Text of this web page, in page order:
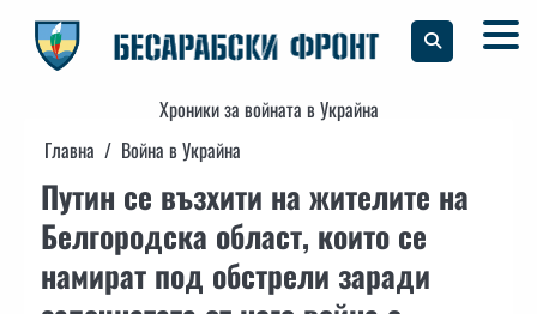
content
Хроники за войната в Украйна
Главна
Война в Украйна
Путин се възхити на жителите на
Белгородска област, които се
намират под обстрели заради